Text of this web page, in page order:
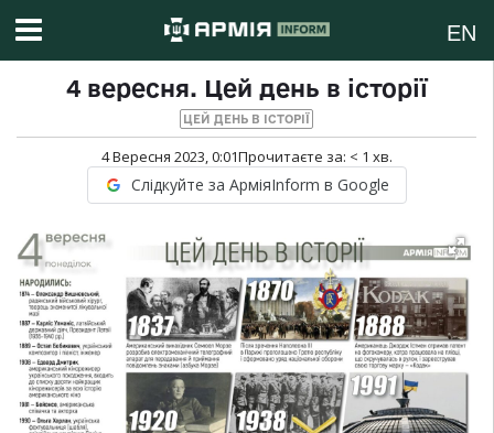
EN
4 вересня. Цей день в історії
ЦЕЙ ДЕНЬ В ІСТОРІЇ
4 Вересня 2023, 0:01Прочитаєте за: < 1 хв.
Слідкуйте за АрміяInform в Google